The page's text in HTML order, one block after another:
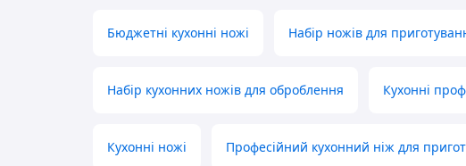
Бюджетні кухонні ножі Набір ножів для
Набір кухонних ножів для оброблення Кухонні
Кухонні ножі Професійний кухонний ніж для